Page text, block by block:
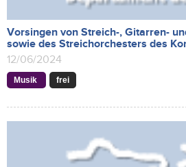
Vorsingen von Streich-, Gitarren-
sowie des Streichorchesters des
12/06/2024
Musik frei